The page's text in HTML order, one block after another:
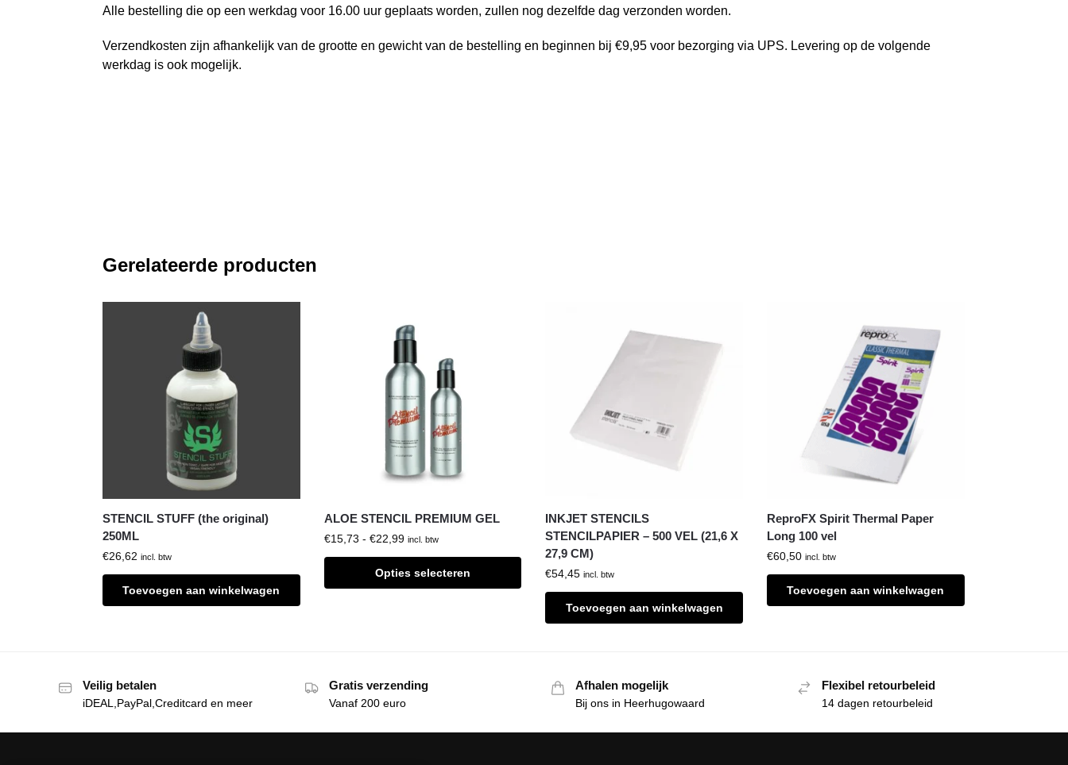
Alle bestelling die op een werkdag voor 16.00 uur geplaats worden, zullen nog dezelfde dag verzonden worden.
Verzendkosten zijn afhankelijk van de grootte en gewicht van de bestelling en beginnen bij €9,95 voor bezorging via UPS. Levering op de volgende
werkdag is ook mogelijk.
Gerelateerde producten
STENCIL STUFF (the original)
250ML
€26,62 incl. btw
Toevoegen aan winkelwagen
ALOE STENCIL PREMIUM GEL
€15,73 - €22,99 incl. btw
Opties selecteren
INKJET STENCILS
STENCILPAPIER – 500 VEL (21,6 X
27,9 CM)
€54,45 incl. btw
Toevoegen aan winkelwagen
ReproFX Spirit Thermal Paper
Long 100 vel
€60,50 incl. btw
Toevoegen aan winkelwagen
Veilig betalen
iDEAL,PayPal,Creditcard en meer
Gratis verzending
Vanaf 200 euro
Afhalen mogelijk
Bij ons in Heerhugowaard
Flexibel retourbeleid
14 dagen retourbeleid